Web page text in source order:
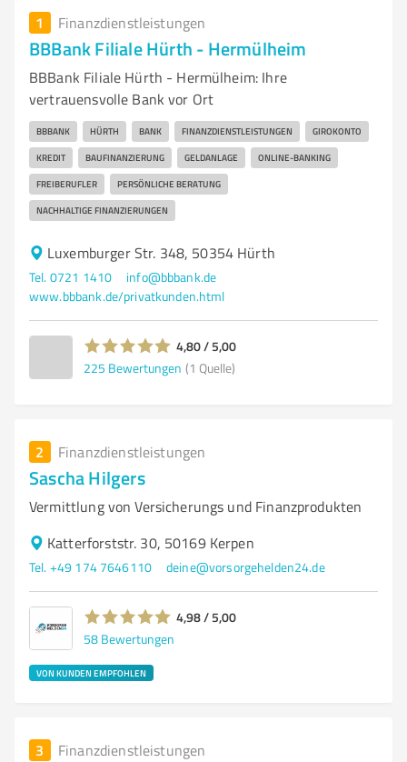
1 Finanzdienstleistungen
BBBank Filiale Hürth - Hermülheim
BBBank Filiale Hürth - Hermülheim: Ihre
vertrauensvolle Bank vor Ort
BBBANK HÜRTH BANK FINANZDIENSTLEISTUNGEN GIROKONTO
KREDIT BAUFINANZIERUNG GELDANLAGE ONLINE-BANKING
FREIBERUFLER PERSÖNLICHE BERATUNG
NACHHALTIGE FINANZIERUNGEN
Luxemburger Str. 348, 50354 Hürth
Tel. 0721 1410
info@bbbank.de
www.bbbank.de/privatkunden.html
4,80 / 5,00
225 Bewertungen (1 Quelle)
2 Finanzdienstleistungen
Sascha Hilgers
Vermittlung von Versicherungs und Finanzprodukten
Katterforststr. 30, 50169 Kerpen
Tel. +49 174 7646110 deine@vorsorgehelden24.de
4,98 / 5,00
58 Bewertungen
VON KUNDEN EMPFOHLEN
3 Finanzdienstleistungen